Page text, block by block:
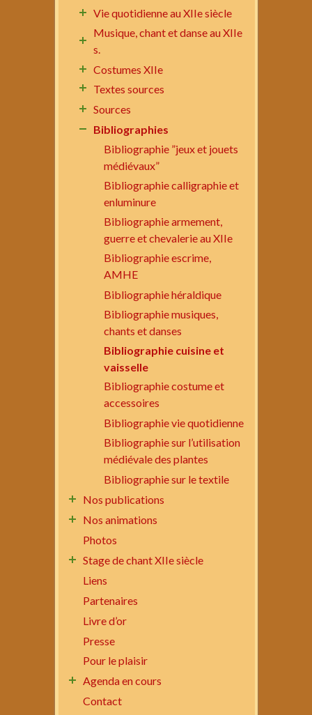
Vie quotidienne au XIIe siècle
Musique, chant et danse au XIIe
s.
Costumes XIIe
Textes sources
Sources
Bibliographies
Bibliographie ”jeux et jouets
médiévaux”
Bibliographie calligraphie et
enluminure
Bibliographie armement,
guerre et chevalerie au XIIe
Bibliographie escrime,
AMHE
Bibliographie héraldique
Bibliographie musiques,
chants et danses
Bibliographie cuisine et
vaisselle
Bibliographie costume et
accessoires
Bibliographie vie quotidienne
Bibliographie sur l’utilisation
médiévale des plantes
Bibliographie sur le textile
Nos publications
Nos animations
Photos
Stage de chant XIIe siècle
Liens
Partenaires
Livre d’or
Presse
Pour le plaisir
Agenda en cours
Contact